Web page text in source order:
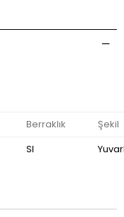
Berraklık
Şekil
SI